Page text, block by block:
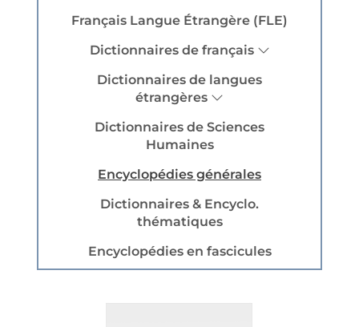
Français Langue Étrangère (FLE)
Dictionnaires de français
Dictionnaires de langues
étrangères
Dictionnaires de Sciences
Humaines
Encyclopédies générales
Dictionnaires & Encyclo.
thématiques
Encyclopédies en fascicules